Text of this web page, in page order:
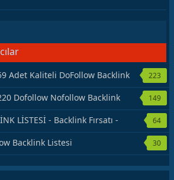
Adet Kaliteli DoFollow Backlink
223
Dofollow Nofollow Backlink
149
LİSTESİ - Backlink Fırsatı -
64
Backlink Listesi 30